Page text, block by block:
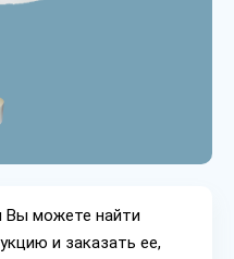
Вы можете найти
и заказать ее,